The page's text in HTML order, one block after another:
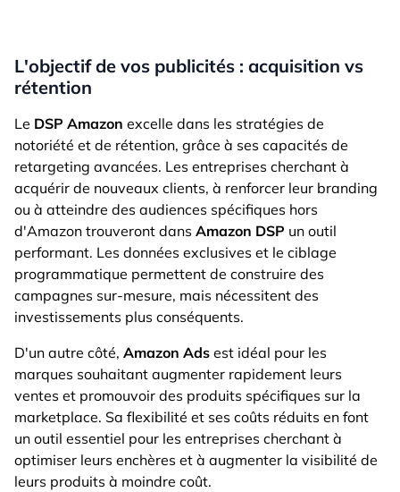
L'objectif de vos publicités : acquisition vs
rétention
Le DSP Amazon excelle dans les stratégies de
notoriété et de rétention, grâce à ses capacités de
retargeting avancées. Les entreprises cherchant à
acquérir de nouveaux clients, à renforcer leur branding
ou à atteindre des audiences spécifiques hors
d'Amazon trouveront dans Amazon DSP un outil
performant. Les données exclusives et le ciblage
programmatique permettent de construire des
campagnes sur-mesure, mais nécessitent des
investissements plus conséquents.
D'un autre côté, Amazon Ads est idéal pour les
marques souhaitant augmenter rapidement leurs
ventes et promouvoir des produits spécifiques sur la
marketplace. Sa flexibilité et ses coûts réduits en font
un outil essentiel pour les entreprises cherchant à
optimiser leurs enchères et à augmenter la visibilité de
leurs produits à moindre coût.